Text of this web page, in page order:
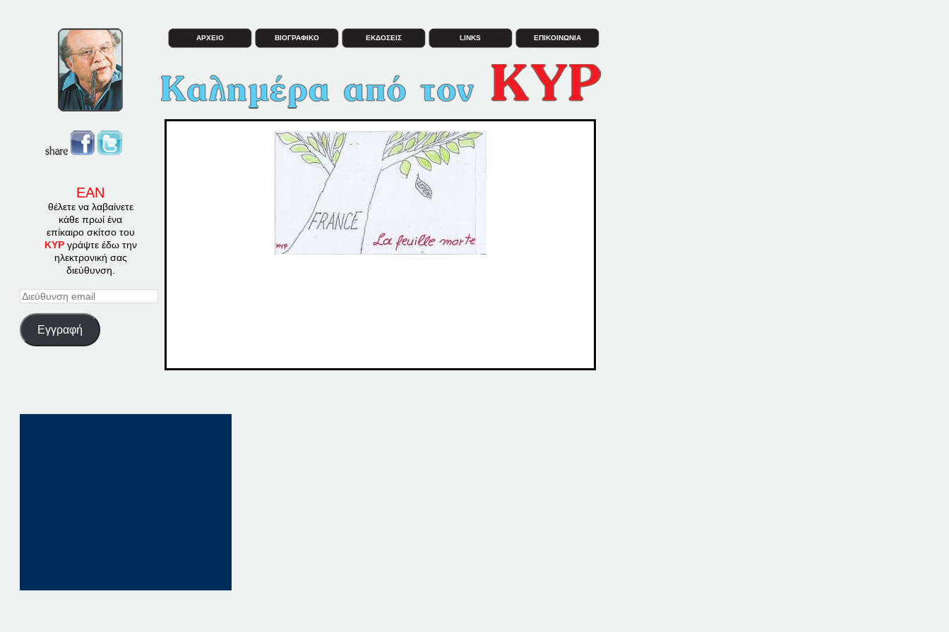
ΕΑΝ
θέλετε να λαβαίνετε
κάθε πρωί ένα
επίκαιρο σκίτσο του
ΚΥΡγράψτε έδω την
ηλεκτρονική σας
διεύθυνση.
Διεύθυνση
Εγγραφή
ΑΡΧΕΙΟ ΒΙΟΓΡΑΦΙΚΟ ΕΚΔΟΣΕΙΣ LINKS ΕΠΙΚΟΙΝΩΝΙΑ